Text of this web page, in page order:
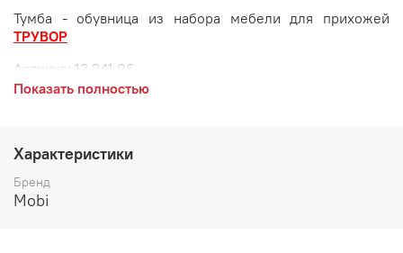
Тумба - обувница из набора мебели для прихожей
ТРУВОР
Артикул: 13.241.06
глубина 370 мм
высота 1067 мм
Показать полностью
Характеристики
Бренд
Mobi